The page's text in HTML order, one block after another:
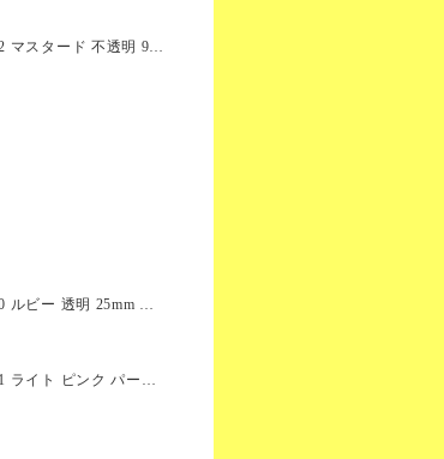
としてもお使い
50152 マスタード 不透明 9x6mm(標準) バレル ポニービーズ (100個)
57180 ルビー 透明 25mm テディベア ポニービーズ (10個)
57241 ライト ピンク パール 25mm スコッティ ドッグ ポニービーズ (8個)